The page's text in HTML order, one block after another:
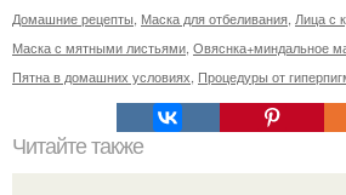
Домашние рецепты Маска для отбеливания Лица с
Маска с мятными листьями Овяснка+миндальное
Пятна в домашних условиях Процедуры от
Читайте также